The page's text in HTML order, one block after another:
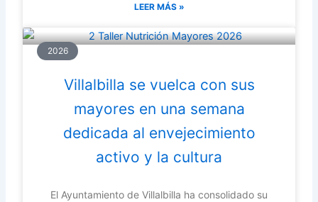
LEER MÁS »
2026
Villalbilla se vuelca con sus
mayores en una semana
dedicada al envejecimiento
activo y la cultura
El Ayuntamiento de Villalbilla ha consolidado su